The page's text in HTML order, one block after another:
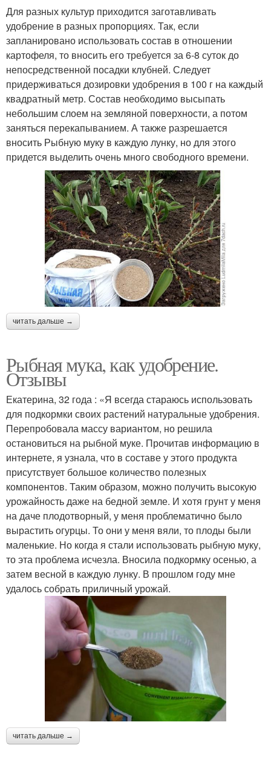
Для разных культур приходится заготавливать
удобрение в разных пропорциях. Так, если
запланировано использовать состав в отношении
картофеля, то вносить его требуется за 6-8 суток до
непосредственной посадки клубней. Следует
придерживаться дозировки удобрения в 100 г на каждый
квадратный метр. Состав необходимо высыпать
небольшим слоем на земляной поверхности, а потом
заняться перекапыванием. А также разрешается
вносить Рыбную муку в каждую лунку, но для этого
придется выделить очень много свободного времени.
читать дальше →
Рыбная мука, как удобрение.
Отзывы
Екатерина, 32 года : «Я всегда стараюсь использовать
для подкормки своих растений натуральные удобрения.
Перепробовала массу вариантом, но решила
остановиться на рыбной муке. Прочитав информацию в
интернете, я узнала, что в составе у этого продукта
присутствует большое количество полезных
компонентов. Таким образом, можно получить высокую
урожайность даже на бедной земле. И хотя грунт у меня
на даче плодотворный, у меня проблематично было
вырастить огурцы. То они у меня вяли, то плоды были
маленькие. Но когда я стали использовать рыбную муку,
то эта проблема исчезла. Вносила подкормку осенью, а
затем весной в каждую лунку. В прошлом году мне
удалось собрать приличный урожай.
читать дальше →